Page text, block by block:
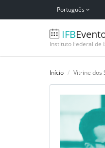
Português
IFB
Instituto Federal de
Início Vitrine dos